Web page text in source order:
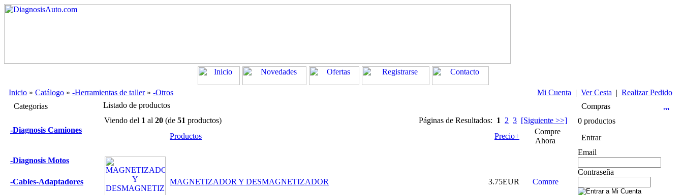
Inicio » Catálogo » -Herramientas de taller» -Otros Mi Cuenta | Ver Cesta | Realizar Pedido
Categorias
-Diagnosis Camiones
-Diagnosis Motos
-Cables-Adaptadores
Listado de productos
Viendo del 1 al 20 (de 51 productos) Páginas de Resultados: 1 2 3 [Siguiente >>]
Productos
Precio+
Compre
Ahora
MAGNETIZADOR Y DESMAGNETIZADOR 3.75EUR
Compras
0 productos
Entrar
Email
Contraseña